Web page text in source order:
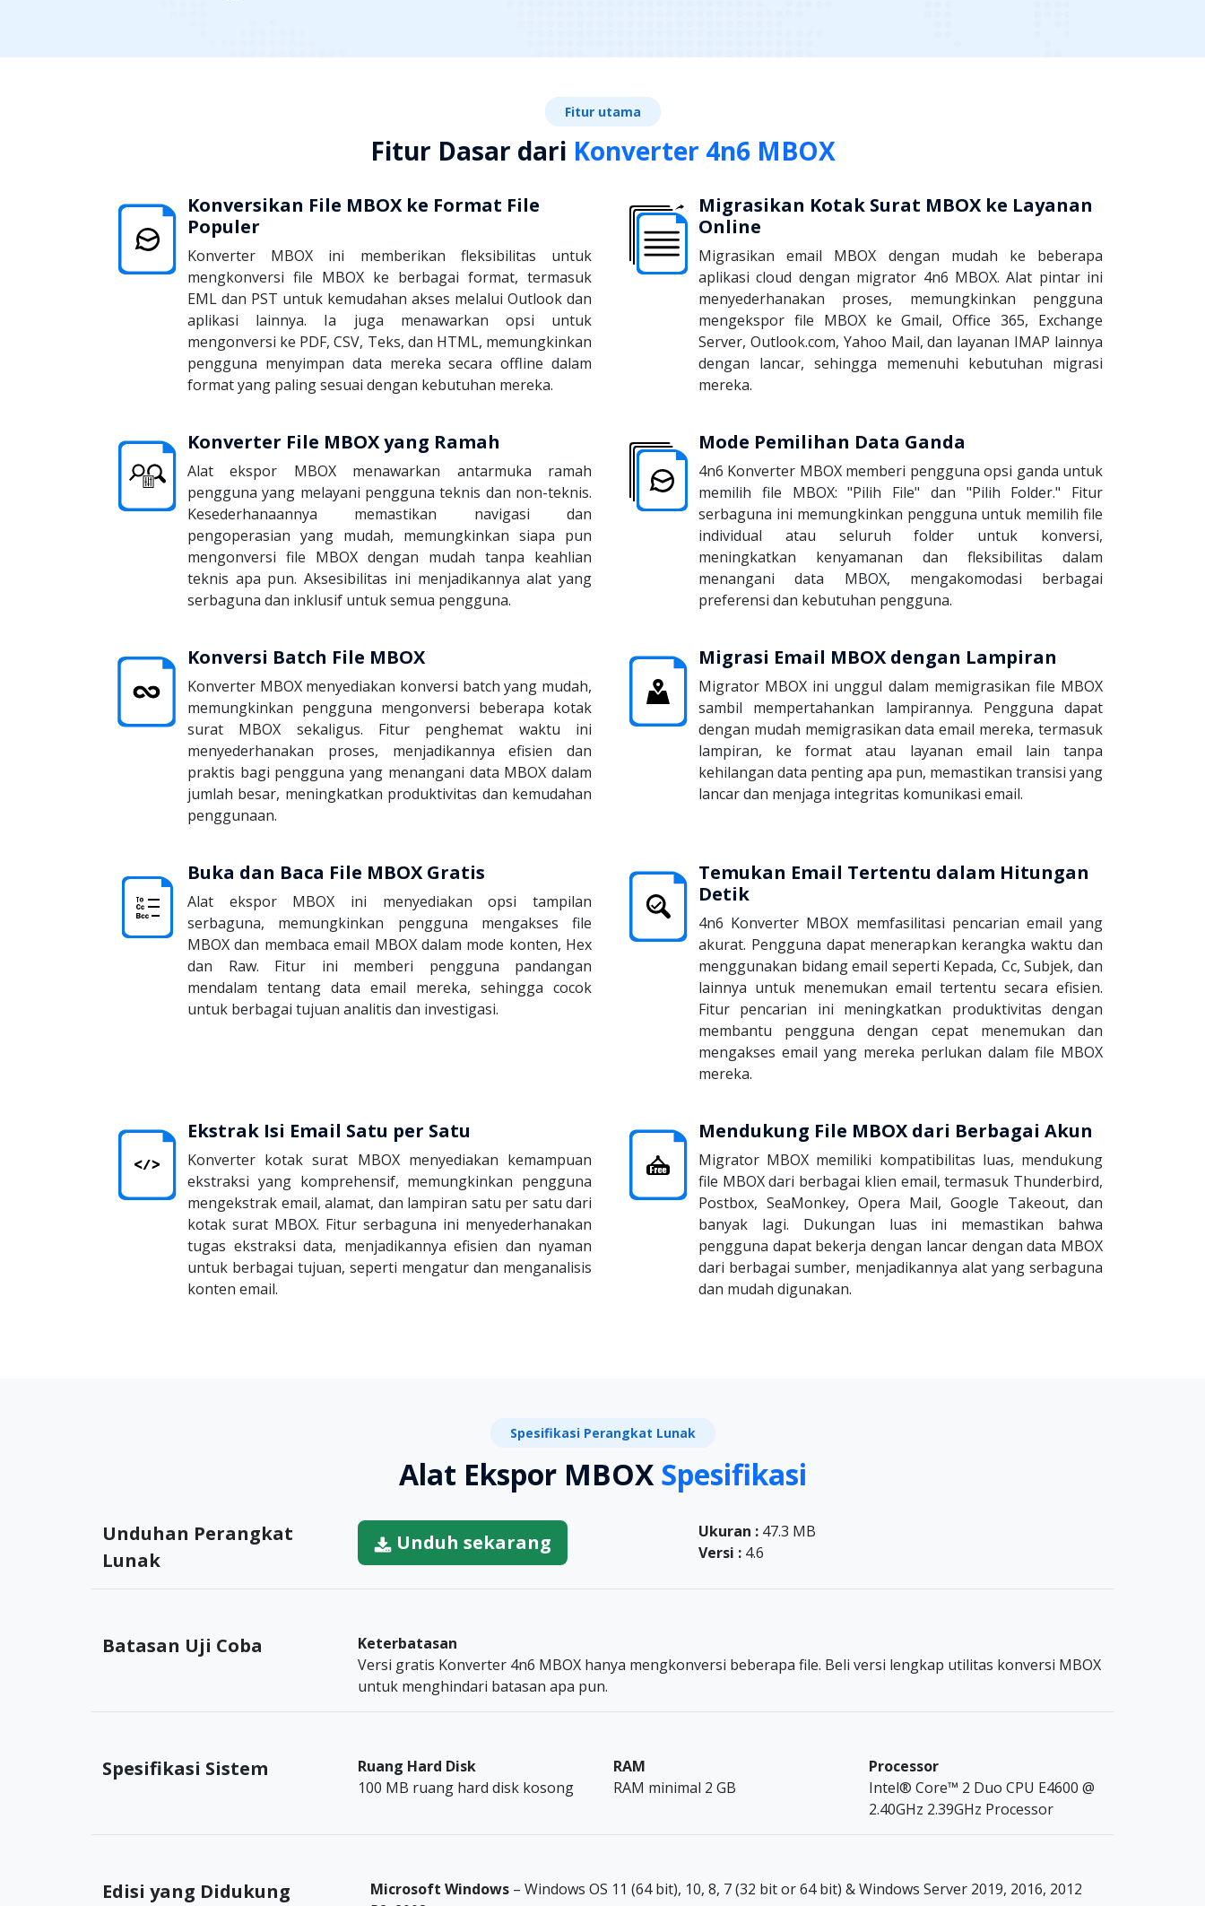
Fitur utama
Fitur Dasar dari Konverter 4n6 MBOX
Konversikan File MBOX ke Format File
Populer
Konverter MBOX ini memberikan fleksibilitas untuk
mengkonversi file MBOX ke berbagai format, termasuk
EML dan PST untuk kemudahan akses melalui Outlook dan
aplikasi lainnya. Ia juga menawarkan opsi untuk
mengonversi ke PDF, CSV, Teks, dan HTML, memungkinkan
pengguna menyimpan data mereka secara offline dalam
format yang paling sesuai dengan kebutuhan mereka.
Migrasikan Kotak Surat MBOX ke Layanan
Online
Migrasikan email MBOX dengan mudah ke beberapa
aplikasi cloud dengan migrator 4n6 MBOX. Alat pintar ini
menyederhanakan proses, memungkinkan pengguna
mengekspor file MBOX ke Gmail, Office 365, Exchange
Server, Outlook.com, Yahoo Mail, dan layanan IMAP lainnya
dengan lancar, sehingga memenuhi kebutuhan migrasi
mereka.
Konverter File MBOX yang Ramah
Alat ekspor MBOX menawarkan antarmuka ramah
pengguna yang melayani pengguna teknis dan non-teknis.
Kesederhanaannya memastikan navigasi dan
pengoperasian yang mudah, memungkinkan siapa pun
mengonversi file MBOX dengan mudah tanpa keahlian
teknis apa pun. Aksesibilitas ini menjadikannya alat yang
serbaguna dan inklusif untuk semua pengguna.
Mode Pemilihan Data Ganda
4n6 Konverter MBOX memberi pengguna opsi ganda untuk
memilih file MBOX: "Pilih File" dan "Pilih Folder." Fitur
serbaguna ini memungkinkan pengguna untuk memilih file
individual atau seluruh folder untuk konversi,
meningkatkan kenyamanan dan fleksibilitas dalam
menangani data MBOX, mengakomodasi berbagai
preferensi dan kebutuhan pengguna.
Konversi Batch File MBOX
Konverter MBOX menyediakan konversi batch yang mudah,
memungkinkan pengguna mengonversi beberapa kotak
surat MBOX sekaligus. Fitur penghemat waktu ini
menyederhanakan proses, menjadikannya efisien dan
praktis bagi pengguna yang menangani data MBOX dalam
jumlah besar, meningkatkan produktivitas dan kemudahan
penggunaan.
Migrasi Email MBOX dengan Lampiran
Migrator MBOX ini unggul dalam memigrasikan file MBOX
sambil mempertahankan lampirannya. Pengguna dapat
dengan mudah memigrasikan data email mereka, termasuk
lampiran, ke format atau layanan email lain tanpa
kehilangan data penting apa pun, memastikan transisi yang
lancar dan menjaga integritas komunikasi email.
Buka dan Baca File MBOX Gratis
Alat ekspor MBOX ini menyediakan opsi tampilan
serbaguna, memungkinkan pengguna mengakses file
MBOX dan membaca email MBOX dalam mode konten, Hex
dan Raw. Fitur ini memberi pengguna pandangan
mendalam tentang data email mereka, sehingga cocok
untuk berbagai tujuan analitis dan investigasi.
Temukan Email Tertentu dalam Hitungan
Detik
4n6 Konverter MBOX memfasilitasi pencarian email yang
akurat. Pengguna dapat menerapkan kerangka waktu dan
menggunakan bidang email seperti Kepada, Cc, Subjek, dan
lainnya untuk menemukan email tertentu secara efisien.
Fitur pencarian ini meningkatkan produktivitas dengan
membantu pengguna dengan cepat menemukan dan
mengakses email yang mereka perlukan dalam file MBOX
mereka.
Ekstrak Isi Email Satu per Satu
Konverter kotak surat MBOX menyediakan kemampuan
ekstraksi yang komprehensif, memungkinkan pengguna
mengekstrak email, alamat, dan lampiran satu per satu dari
kotak surat MBOX. Fitur serbaguna ini menyederhanakan
tugas ekstraksi data, menjadikannya efisien dan nyaman
untuk berbagai tujuan, seperti mengatur dan menganalisis
konten email.
Mendukung File MBOX dari Berbagai Akun
Migrator MBOX memiliki kompatibilitas luas, mendukung
file MBOX dari berbagai klien email, termasuk Thunderbird,
Postbox, SeaMonkey, Opera Mail, Google Takeout, dan
banyak lagi. Dukungan luas ini memastikan bahwa
pengguna dapat bekerja dengan lancar dengan data MBOX
dari berbagai sumber, menjadikannya alat yang serbaguna
dan mudah digunakan.
Spesifikasi Perangkat Lunak
Alat Ekspor MBOX Spesifikasi
Unduhan Perangkat
Lunak
Unduh sekarang Ukuran : 47.3 MB
Versi : 4.6
Batasan Uji Coba
Keterbatasan
Versi gratis Konverter 4n6 MBOX hanya mengkonversi beberapa file. Beli versi lengkap utilitas konversi MBOX
untuk menghindari batasan apa pun.
Spesifikasi Sistem
Ruang Hard Disk
100 MB ruang hard disk kosong
RAM
RAM minimal 2 GB
Processor
Intel® Core™ 2 Duo CPU E4600 @
2.40GHz 2.39GHz Processor
Edisi yang Didukung Microsoft Windows – Windows OS 11 (64 bit), 10, 8, 7 (32 bit or 64 bit) & Windows Server 2019, 2016, 2012